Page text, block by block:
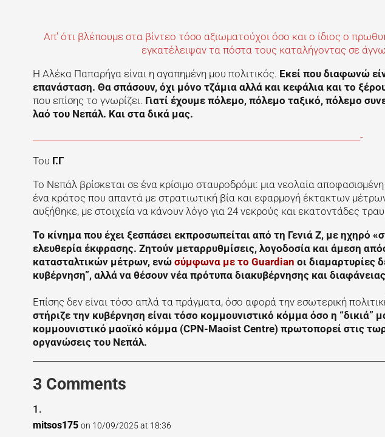
Απ’ ότι βλέπουμε στα βίντεο τόσο αξιωματούχοι όσο και ο ίδιος ο
εγκατέλειψαν τα πόστα τους καταλήγοντας σε
Η Αλέκα Παπαρήγα είναι η αγαπημένη μου πολιτικός. Εκεί που διαφωνώ
επανάσταση. Θα σπάσουν, όχι μόνο τζάμια αλλά και κεφάλια και το
που επίσης το γνωρίζει. Γιατί έχουμε πόλεμο, πόλεμο ταξικό, πόλεμο
λαό του Νεπάλ. Και στα δικά μας.
_____________________________________________________________________________-
Του Γ.Γ
Το Νεπάλ βρίσκεται σε ένα κρίσιμο σταυροδρόμι: μια νεολαία
ένα κράτος που απαντά με στρατιωτική βία και εφαρμογή έκτακτων
αυξήθηκε, με στοιχεία να κάνουν λόγο για 24 νεκρούς και εκατοντάδες
Το κίνημα που έχει ξεσπάσει εκπροσωπείται από τη Γενιά Z, με ηχηρό
ελευθερία έκφρασης. Ζητούν μεταρρυθμίσεις, λογοδοσία και άμεση
κατασταλτικών μέτρων, ενώ σύμφωνα με το Guardian οι διαμαρτυρίες
κυβέρνηση”, αλλά να θέσουν νέα πρότυπα διακυβέρνησης και
Επίσης δεν είναι τόσο απλά τα πράγματα, όσο αφορά την εσωτερική
στήριζε την κυβέρνηση είναι τόσο κομμουνιστικό κόμμα όσο η
κομμουνιστικό μαοϊκό κόμμα (CPN-Maoist Centre) πρωτοπορεί στις
οργανώσεις του Νεπάλ.
3 Comments
mitsos175 on 10/09/2025 at 18:36